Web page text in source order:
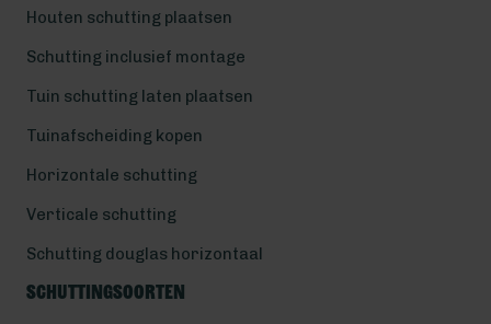
Houten schutting plaatsen
Schutting inclusief montage
Tuin schutting laten plaatsen
Tuinafscheiding kopen
Horizontale schutting
Verticale schutting
Schutting douglas horizontaal
Schuttingsoorten